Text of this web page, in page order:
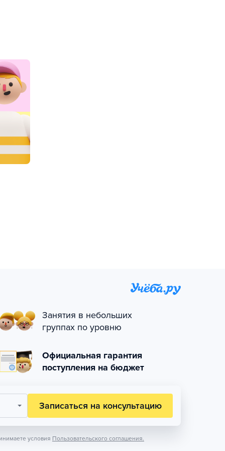
Занятия в небольших
группах по уровню
Официальная гарантия
поступления на бюджет
Записаться на консультацию
условия Пользовательского соглашения.